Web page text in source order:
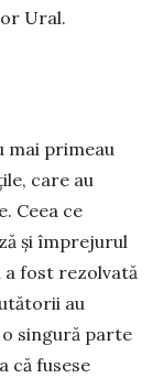
Ural.
mai primeau
care au
Ceea ce
şi împrejurul
a fost rezolvată
au
singură parte
că fusese